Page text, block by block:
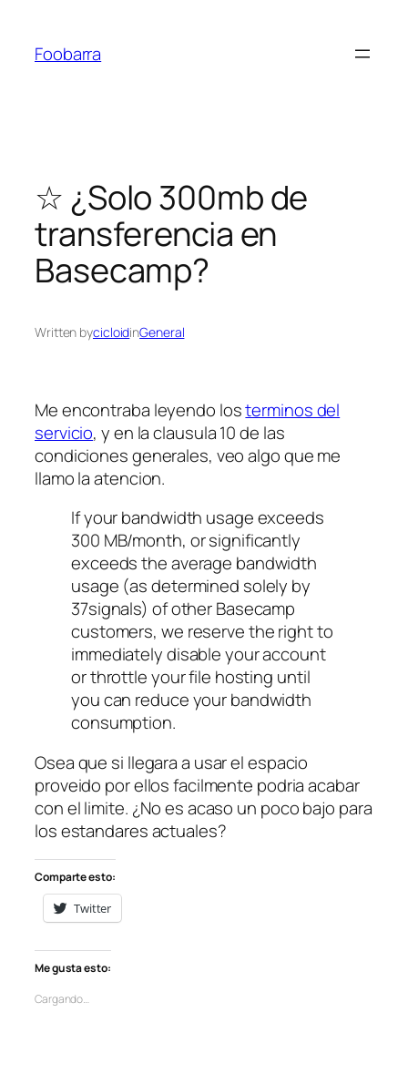
contenido
Foobarra
☆ ¿Solo 300mb de
transferencia en
Basecamp?
Written bycicloidinGeneral
Me encontraba leyendo losterminos del
servicio, y en la clausula 10 de las
condiciones generales, veo algo que me
llamo la atencion.
If your bandwidth usage exceeds
300 MB/month, or significantly
exceeds the average bandwidth
usage (as determined solely by
37signals) of other Basecamp
customers, we reserve the right to
immediately disable your account
or throttle your file hosting until
you can reduce your bandwidth
consumption.
Osea que si llegara a usar el espacio
proveido por ellos facilmente podria acabar
con el limite. ¿No es acaso un poco bajo para
los estandares actuales?
Comparte esto:
Twitter
Me gusta esto:
Cargando…